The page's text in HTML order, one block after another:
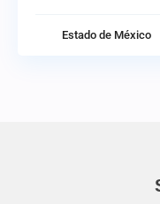
Estado de México